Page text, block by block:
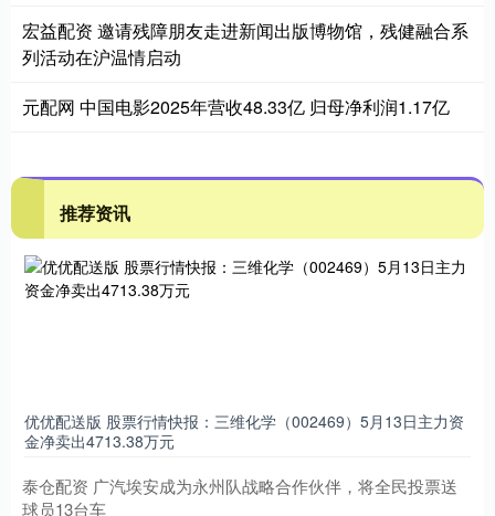
宏益配资 邀请残障朋友走进新闻出版博物馆，残健融合系
列活动在沪温情启动
元配网 中国电影2025年营收48.33亿 归母净利润1.17亿
推荐资讯
优优配送版 股票行情快报：三维化学（002469）5月13日主力资
金净卖出4713.38万元
泰仓配资 广汽埃安成为永州队战略合作伙伴，将全民投票送
球员13台车